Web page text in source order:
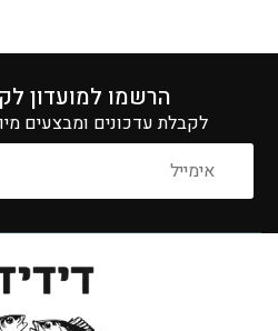
הרשמו למועדון
לקבלת עדכונים ומבצעים